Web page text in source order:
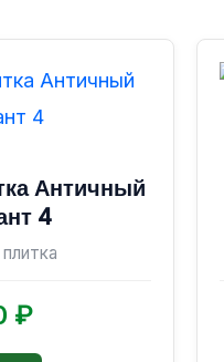
Античный
4
₽